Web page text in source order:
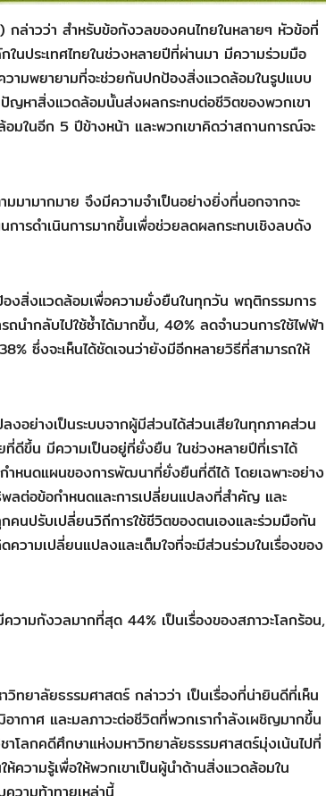
กล่าวว่า สำหรับข้อกังวลของคนไทยในหลายๆ หัวข้อที่
นประเทศไทยในช่วงหลายปีที่ผ่านมา มีความร่วมมือ
ามพยายามที่จะช่วยกันปกป้องสิ่งแวดล้อมในรูปแบบ
หาสิ่งแวดล้อมนั้นส่งผลกระทบต่อชีวิตของพวกเขา
มในอีก 5 ปีข้างหน้า และพวกเขาคิดว่าสถานการณ์จะ
มามากมาย จึงมีความจำเป็นอย่างยิ่งที่นอกจากจะ
ารดำเนินการมากขึ้นเพื่อช่วยลดผลกระทบเชิงลบดัง
องสิ่งแวดล้อมเพื่อความยั่งยืนในทุกวัน พฤติกรรมการ
นำกลับไปใช้ซ้ำได้มากขึ้น, 40% ลดจำนวนการใช้ไฟฟ้า
ซึ่งจะเห็นได้ชัดเจนว่ายังมีอีกหลายวิธีที่สามารถให้
อย่างเป็นระบบจากผู้มีส่วนได้ส่วนเสียในทุกภาคส่วน
ดีขึ้น มีความเป็นอยู่ที่ยั่งยืน ในช่วงหลายปีที่เราได้
ำหนดแผนของการพัฒนาที่ยั่งยืนที่ดีได้ โดยเฉพาะอย่าง
ลต่อข้อกำหนดและการเปลี่ยนแปลงที่สำคัญ และ
คนปรับเปลี่ยนวิถีการใช้ชีวิตของตนเองและร่วมมือกัน
วามเปลี่ยนแปลงและเต็มใจที่จะมีส่วนร่วมในเรื่องของ
ามกังวลมากที่สุด 44% เป็นเรื่องของสภาวะโลกร้อน,
ยาลัยธรรมศาสตร์ กล่าวว่า เป็นเรื่องที่น่ายินดีที่เห็น
ากาศ และมลภาวะต่อชีวิตที่พวกเรากำลังเผชิญมากขึ้น
โลกคดีศึกษาแห่งมหาวิทยาลัยธรรมศาสตร์มุ่งเน้นไปที่
ความรู้เพื่อให้พวกเขาเป็นผู้นำด้านสิ่งแวดล้อมใน